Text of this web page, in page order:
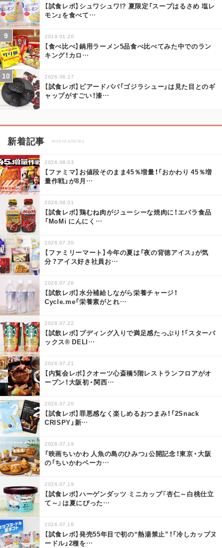
【試食レポ】シュワシュワ!? 夏限定「スープはるさめ 塩レ
モン」を食べて…
2019.01.20
【食べ比べ】鍋用ラーメン5品食べ比べてみた中でのラン
キング！カロ …
2026.06.27
【試食レポ】ビアードパパ「ゴジラシュー」は見た目とのギ
ャップがすごい！漆…
新着記事 recent articles
2026.08.03
【ファミマ】お値段そのまま45％増量！「おかわり 45％増
量作戦」が8月 …
2026.08.01
【試食レポ】鶏むね肉がジューシーな焼肉に！エバラ食品
「MoMi にんにく …
2026.07.30
【ファミリーマート】今年の夏は「夜の背徳アイス」が気
分？アイス好き社員お…
2026.07.26
【試飲レポ】水分補給しながら栄養チャージ！
Cycle.me「栄養素がとれ…
2026.07.22
【試飲レポ】プディング入りで満足感たっぷり！「スターバ
ックス® DELI…
2026.07.21
【内覧会レポ】クオーツ心斎橋5階レストランフロアがオ
ープン！大阪初・関西…
2026.07.20
【試食レポ】罪悪感なく楽しめるおつまみ！「2Snack
CRISPY」新…
2026.07.19
「映画ちいかわ 人魚の島のひみつ」公開記念！東京・大阪
の「ちいかわベーカ…
2026.07.19
【試食レポ】ハーゲンダッツ ミニカップ『杏仁～白桃仕立
て～』は夏にぴった…
2026.07.18
【試食レポ】発売55年目で初の“熱湯禁止”！「冷しカップヌ
ードル」2種を…